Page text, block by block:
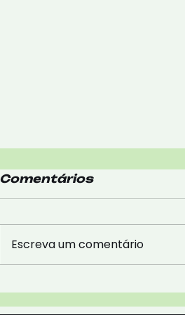
Comentários
Escreva um comentário